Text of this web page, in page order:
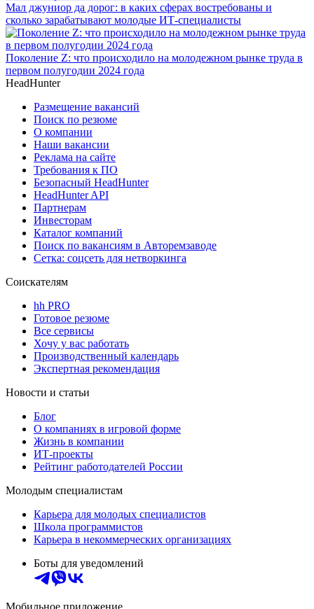
Мал джуниор да дорог: в каких сферах востребованы и
сколько зарабатывают молодые ИТ-специалисты
Поколение Z: что происходило на молодежном рынке труда в
первом полугодии 2024 года
HeadHunter
Размещение вакансий
Поиск по резюме
О компании
Наши вакансии
Реклама на сайте
Требования к ПО
Безопасный HeadHunter
HeadHunter API
Партнерам
Инвесторам
Каталог компаний
Поиск по вакансиям в Авторемзаводе
Сетка: соцсеть для нетворкинга
Соискателям
hh PRO
Готовое резюме
Все сервисы
Хочу у вас работать
Производственный календарь
Экспертная рекомендация
Новости и статьи
Блог
О компаниях в игровой форме
Жизнь в компании
ИТ-проекты
Рейтинг работодателей России
Молодым специалистам
Карьера для молодых специалистов
Школа программистов
Карьера в некоммерческих организациях
Боты для уведомлений
Мобильное приложение